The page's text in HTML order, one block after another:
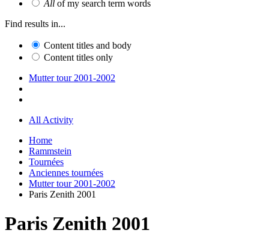
All of my search term words
Find results in...
Content titles and body
Content titles only
Mutter tour 2001-2002
All Activity
Home
Rammstein
Tournées
Anciennes tournées
Mutter tour 2001-2002
Paris Zenith 2001
Paris Zenith 2001